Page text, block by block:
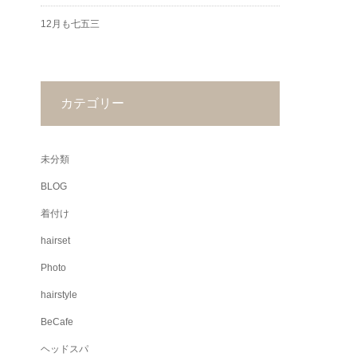
12月も七五三
カテゴリー
未分類
BLOG
着付け
hairset
Photo
hairstyle
BeCafe
ヘッドスパ